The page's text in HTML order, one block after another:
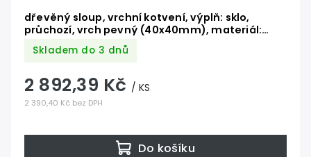
dřevěný sloup, vrchní kotvení, výplň: sklo,
průchozí, vrch pevný (40x40mm), materiál:
buk, broušený povrch s nátěrem BORI
(bezbarvý)
Skladem do 3 dnů
2 390,40 Kč bez DPH
2 892,39 Kč / KS
Do košíku